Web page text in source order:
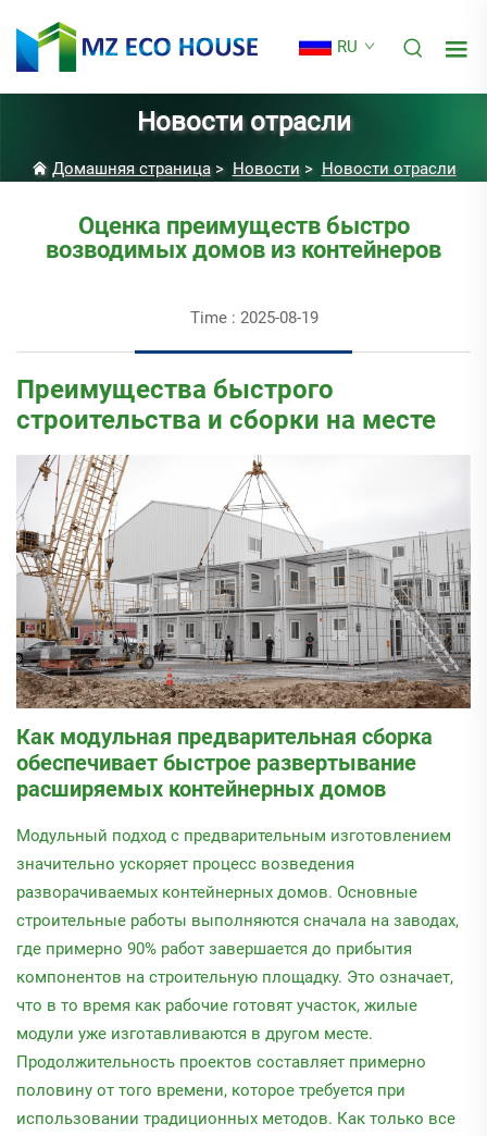
RU
Новости отрасли
Домашняя страница> Новости> Новости отрасли
Оценка преимуществ быстро
возводимых домов из контейнеров
Time : 2025-08-19
Преимущества быстрого
строительства и сборки на месте
Как модульная предварительная сборка
обеспечивает быстрое развертывание
расширяемых контейнерных домов
Модульный подход с предварительным изготовлением
значительно ускоряет процесс возведения
разворачиваемых контейнерных домов. Основные
строительные работы выполняются сначала на заводах,
где примерно 90% работ завершается до прибытия
компонентов на строительную площадку. Это означает,
что в то время как рабочие готовят участок, жилые
модули уже изготавливаются в другом месте.
Продолжительность проектов составляет примерно
половину от того времени, которое требуется при
использовании традиционных методов. Как только все